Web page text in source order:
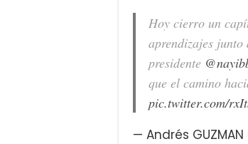
Hoy cierro un
aprendizajes
presidente
que el camino
pic.twitter.com/
— Andrés GUZMAN